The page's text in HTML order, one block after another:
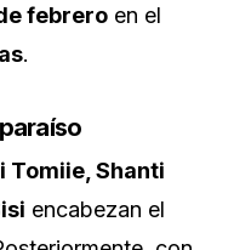
febrero en el
.
Tomiie, Shanti
encabezan el